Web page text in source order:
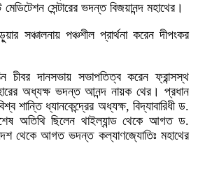
মেডিটেশন সেন্টারের ভদন্ত বিজয়ানন্দ মহাথের।
সঞ্চালনায় পঞ্চশীল প্রার্থনা করেন দীপংকর
চীবর দানসভায় সভাপতিত্ব করেন ফ্রান্সস্থ
অধ্যক্ষ ভদন্ত আনন্দ নায়ক থের। প্রধান
শান্তি ধ্যানকেন্দ্রের অধ্যক্ষ, বিদ্যাবারিধী ড.
অতিথি ছিলেন থাইল্যান্ড থেকে আগত ড.
থেকে আগত ভদন্ত কল্যাণজ্যোতিঃ মহাথের